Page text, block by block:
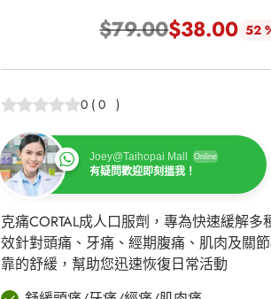
正
常
價
格
$79.00$38.00 52
0 ( 0 )
Joey@Taihopai Mall Online
有疑問歡迎即刻搵我！
克痛CORTAL成人口服劑，專為快速緩解
效針對頭痛、牙痛、經期腹痛、肌肉及關
靠的舒緩，幫助您迅速恢復日常活動